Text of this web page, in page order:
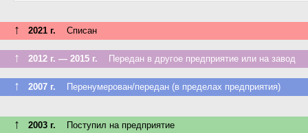
↑ 2021 г. Списан
↑ 2012 г. — 2015 г. Передан в другое предприятие или на завод
↑ 2007 г. Перенумерован/передан (в пределах предприятия)
↑ 2003 г. Поступил на предприятие